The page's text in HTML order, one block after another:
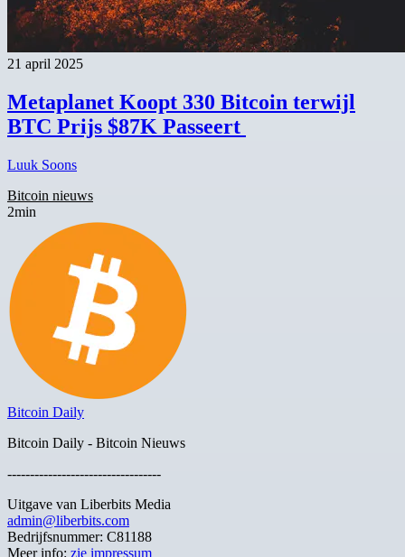
21 april 2025
Metaplanet Koopt 330 Bitcoin terwijl
BTC Prijs $87K Passeert
Luuk Soons
Bitcoin nieuws
2min
Bitcoin Daily
Bitcoin Daily - Bitcoin Nieuws
----------------------------------
Uitgave van Liberbits Media
admin@liberbits.com
Bedrijfsnummer: C81188
Meer info: zie impressum